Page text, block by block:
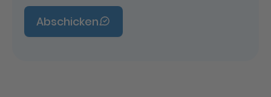
Abschicken